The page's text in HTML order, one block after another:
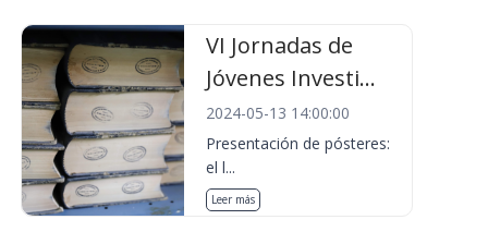
VI Jornadas de
Jóvenes Investi...
2024-05-13 14:00:00
Presentación de pósteres:
el l...
Leer más